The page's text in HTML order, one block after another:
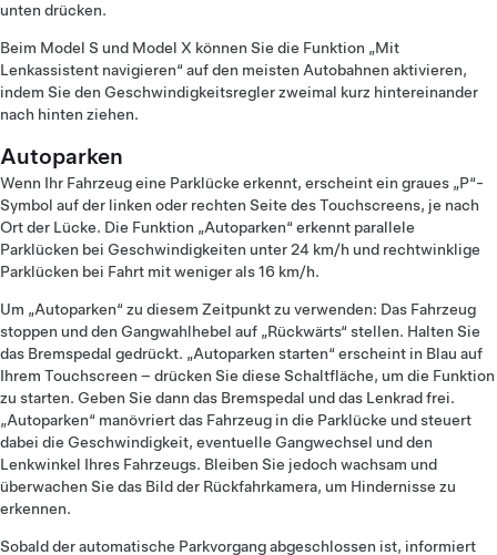
unten drücken.
Beim Model S und Model X können Sie die Funktion „Mit
Lenkassistent navigieren“ auf den meisten Autobahnen aktivieren,
indem Sie den Geschwindigkeitsregler zweimal kurz hintereinander
nach hinten ziehen.
Autoparken
Wenn Ihr Fahrzeug eine Parklücke erkennt, erscheint ein graues „P“-
Symbol auf der linken oder rechten Seite des Touchscreens, je nach
Ort der Lücke. Die Funktion „Autoparken“ erkennt parallele
Parklücken bei Geschwindigkeiten unter 24 km/h und rechtwinklige
Parklücken bei Fahrt mit weniger als 16 km/h.
Um „Autoparken“ zu diesem Zeitpunkt zu verwenden: Das Fahrzeug
stoppen und den Gangwahlhebel auf „Rückwärts“ stellen. Halten Sie
das Bremspedal gedrückt. „Autoparken starten“ erscheint in Blau auf
Ihrem Touchscreen – drücken Sie diese Schaltfläche, um die Funktion
zu starten. Geben Sie dann das Bremspedal und das Lenkrad frei.
„Autoparken“ manövriert das Fahrzeug in die Parklücke und steuert
dabei die Geschwindigkeit, eventuelle Gangwechsel und den
Lenkwinkel Ihres Fahrzeugs. Bleiben Sie jedoch wachsam und
überwachen Sie das Bild der Rückfahrkamera, um Hindernisse zu
erkennen.
Sobald der automatische Parkvorgang abgeschlossen ist, informiert